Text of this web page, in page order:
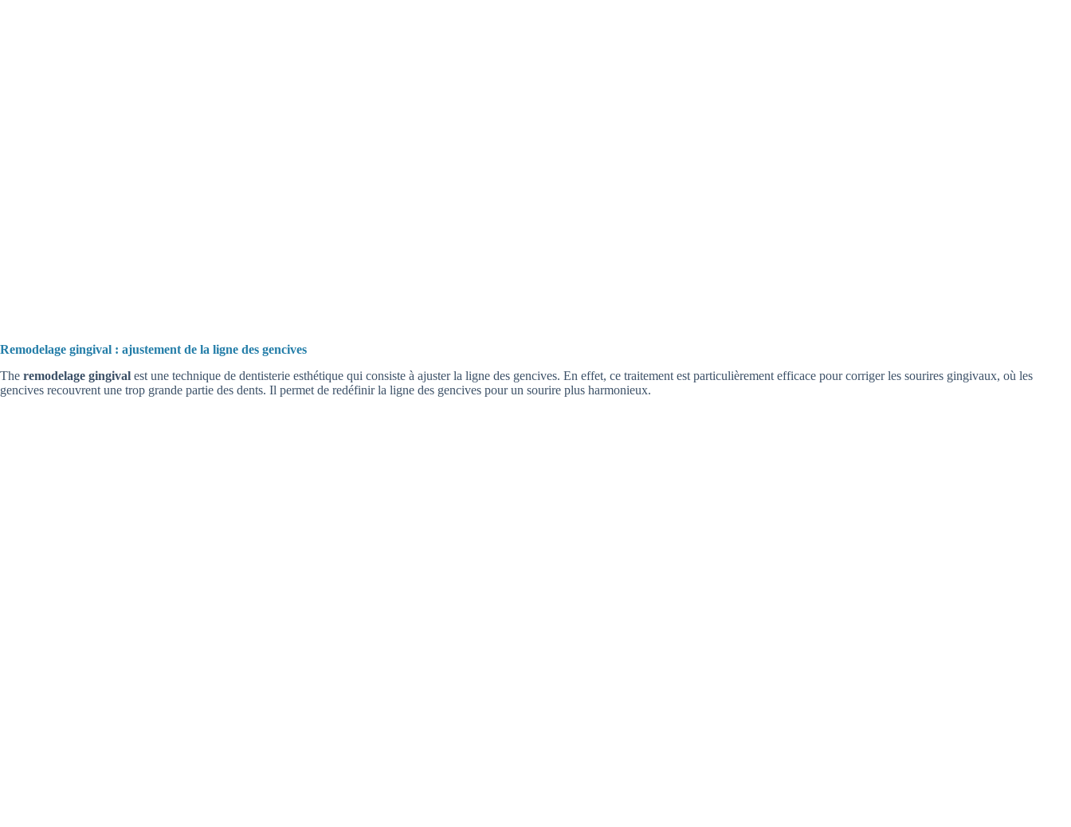
Remodelage gingival : ajustement de la ligne des gencives
The remodelage gingival est une technique de dentisterie esthétique qui consiste à ajuster la ligne des gencives. En effet, ce traitement est particulièrement efficace pour corriger les sourires gingivaux, où les
gencives recouvrent une trop grande partie des dents. Il permet de redéfinir la ligne des gencives pour un sourire plus harmonieux.